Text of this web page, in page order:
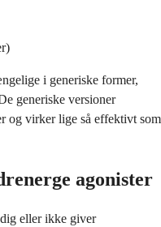
i generiske former,
generiske versioner
og virker lige så effektivt som
agonister
eller ikke giver